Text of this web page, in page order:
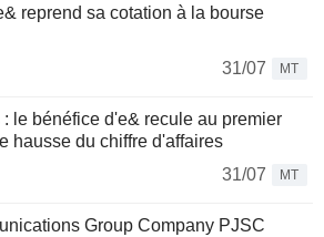
reprend sa cotation à la bourse
31/07
MT
le bénéfice d'e& recule au premier
hausse du chiffre d'affaires
31/07
MT
Group Company PJSC